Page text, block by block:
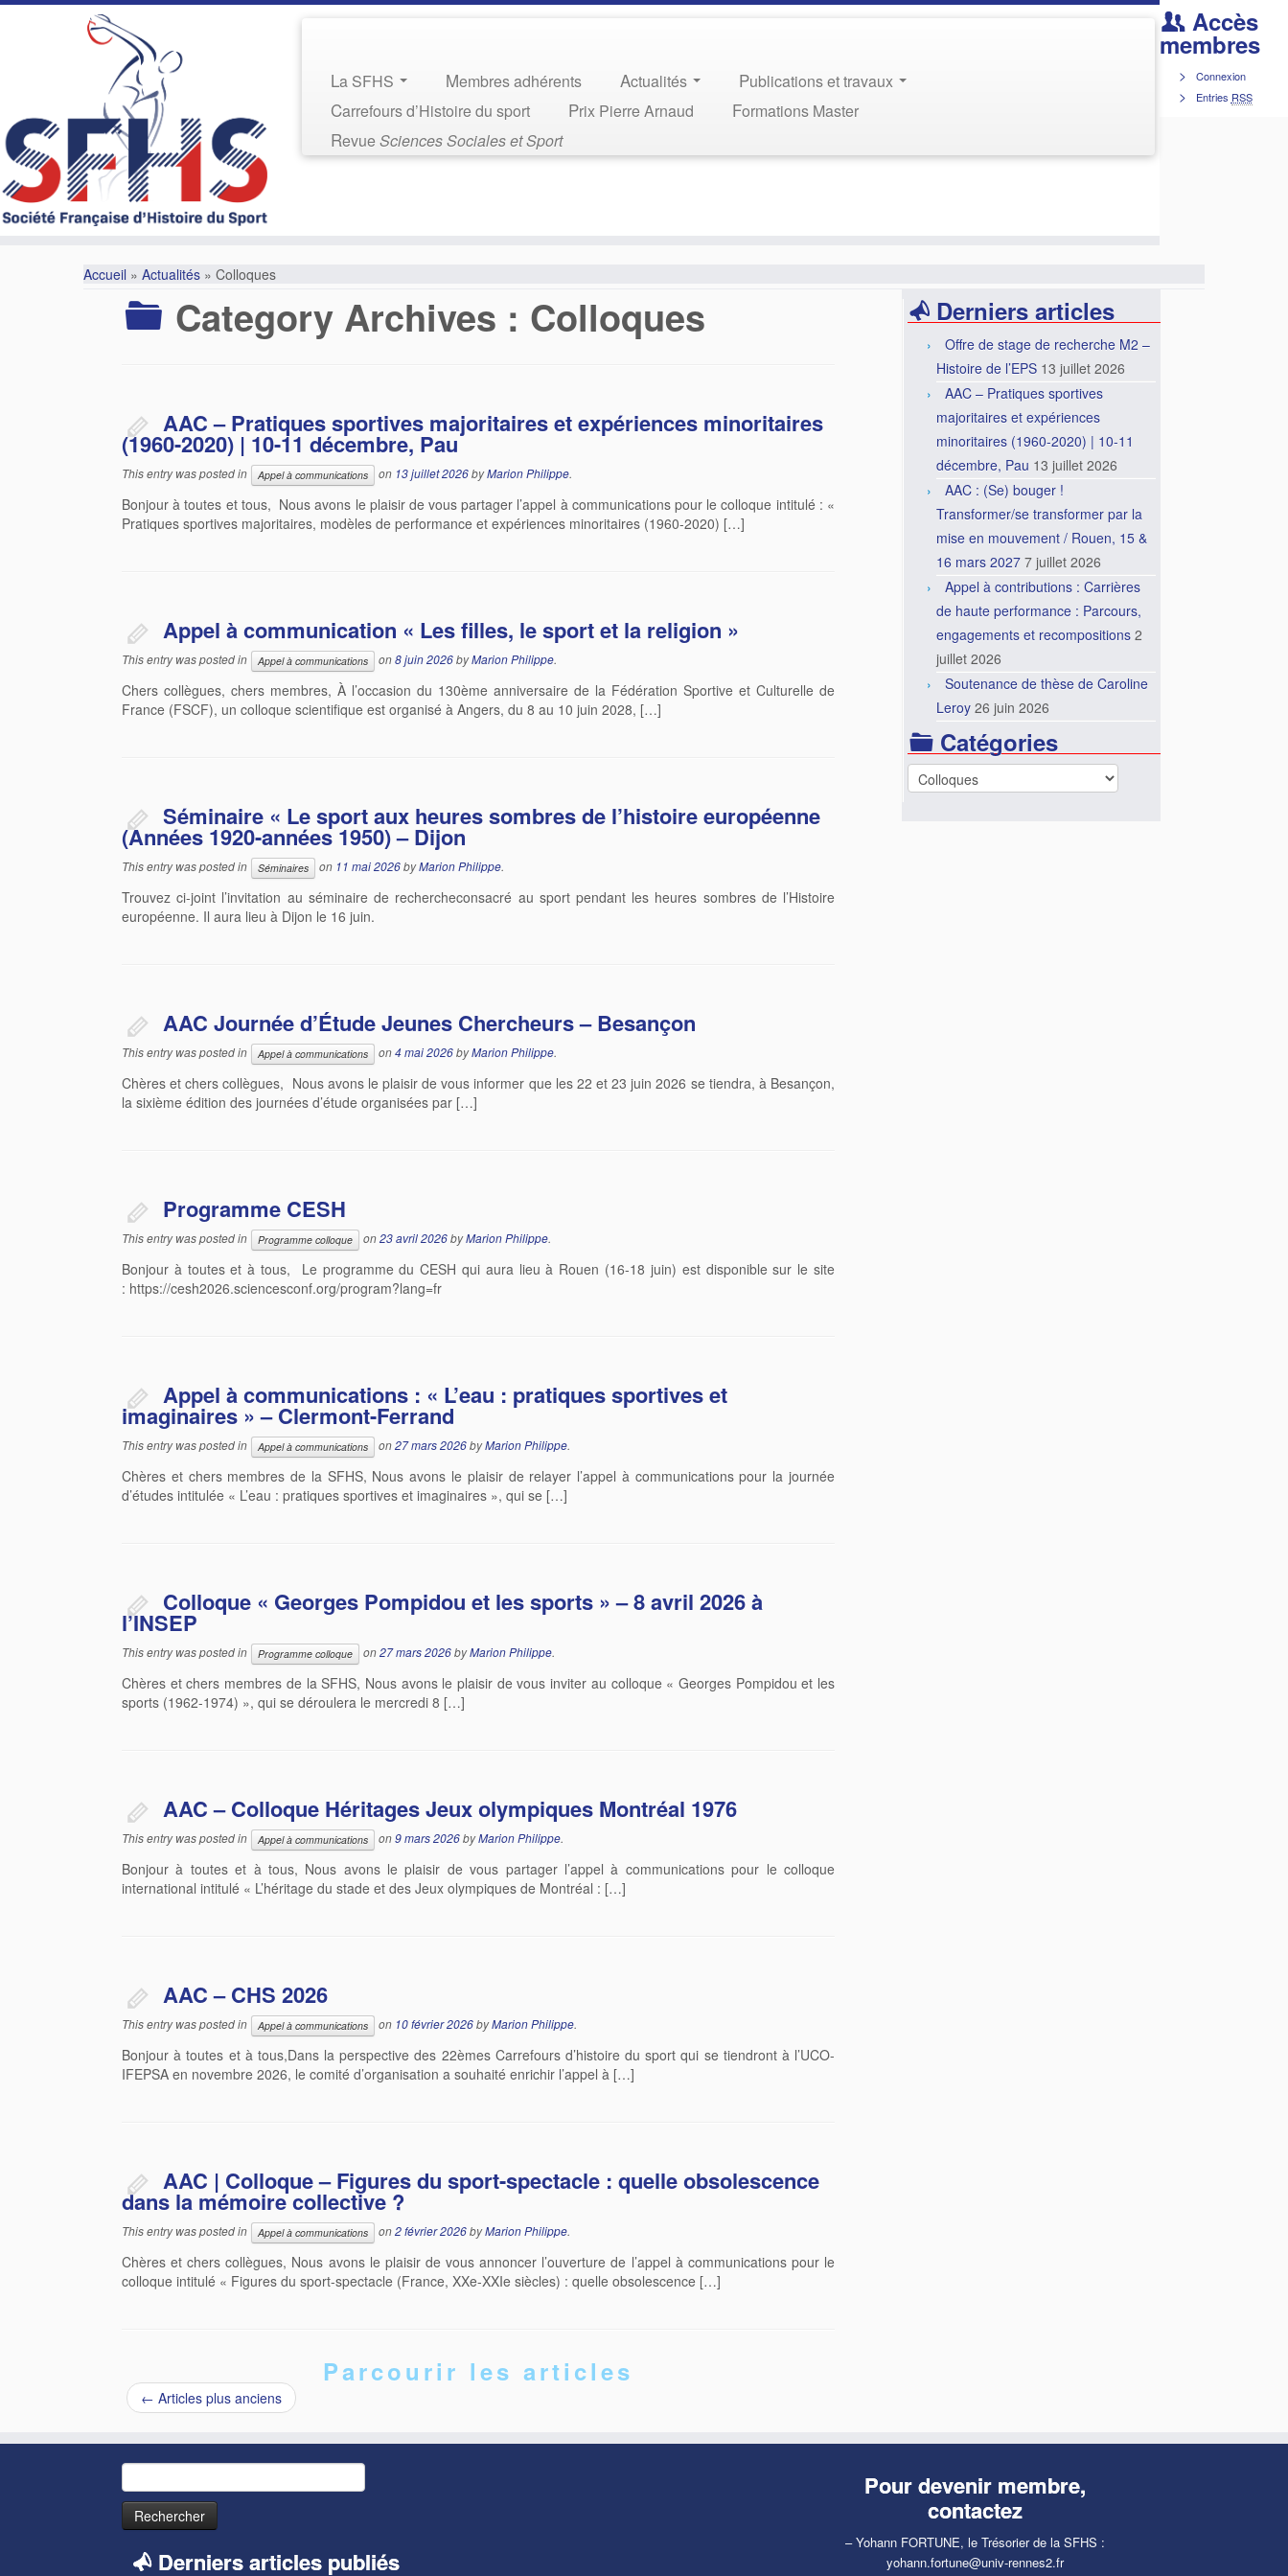
Accès
membres
Connexion
Entries RSS
La SFHS Membres adhérents Actualités
Publications et travaux
Carrefours d’Histoire du sport
Prix Pierre Arnaud
Formations Master
RevueSciences Sociales et Sport
Accueil » Actualités » Colloques
Category Archives : Colloques
AAC – Pratiques sportives majoritaires et expériences minoritaires
(1960-2020) | 10-11 décembre, Pau
This entry was posted in Appel à communications on 13 juillet 2026byMarion Philippe.
Bonjour à toutes et tous, Nous avons le plaisir de vous partager l’appel à communications pour le colloque intitulé : «
Pratiques sportives majoritaires, modèles de performance et expériences minoritaires (1960-2020) […]
Appel à communication « Les filles, le sport et la religion »
This entry was posted in Appel à communications on8 juin 2026byMarion Philippe.
Chers collègues, chers membres, À l’occasion du 130ème anniversaire de la Fédération Sportive et Culturelle de
France (FSCF), un colloque scientifique est organisé à Angers, du 8 au 10 juin 2028, […]
Séminaire « Le sport aux heures sombres de l’histoire européenne
(Années 1920-années 1950) – Dijon
This entry was posted in Séminaires on 11 mai 2026byMarion Philippe.
Trouvez ci-joint l’invitation au séminaire de rechercheconsacré au sport pendant les heures sombres de l’Histoire
européenne. Il aura lieu à Dijon le 16 juin.
AAC Journée d’Étude Jeunes Chercheurs – Besançon
This entry was posted in Appel à communications on4 mai 2026byMarion Philippe.
Chères et chers collègues, Nous avons le plaisir de vous informer que les 22 et 23 juin 2026 se tiendra, à Besançon,
la sixième édition des journées d’étude organisées par […]
Programme CESH
This entry was posted in Programme colloque on23 avril 2026byMarion Philippe.
Bonjour à toutes et à tous, Le programme du CESH qui aura lieu à Rouen (16-18 juin) est disponible sur le site
: https://cesh2026.sciencesconf.org/program?lang=fr
Appel à communications : « L’eau : pratiques sportives et
imaginaires » – Clermont-Ferrand
This entry was posted in Appel à communications on27 mars 2026byMarion Philippe.
Chères et chers membres de la SFHS, Nous avons le plaisir de relayer l’appel à communications pour la journée
d’études intitulée « L’eau : pratiques sportives et imaginaires », qui se […]
Colloque « Georges Pompidou et les sports » – 8 avril 2026 à
l’INSEP
This entry was posted in Programme colloque on27 mars 2026byMarion Philippe.
Chères et chers membres de la SFHS, Nous avons le plaisir de vous inviter au colloque « Georges Pompidou et les
sports (1962-1974) », qui se déroulera le mercredi 8 […]
AAC – Colloque Héritages Jeux olympiques Montréal 1976
This entry was posted in Appel à communications on9 mars 2026byMarion Philippe.
Bonjour à toutes et à tous, Nous avons le plaisir de vous partager l’appel à communications pour le colloque
international intitulé « L’héritage du stade et des Jeux olympiques de Montréal : […]
AAC – CHS 2026
This entry was posted in Appel à communications on 10 février 2026byMarion Philippe.
Bonjour à toutes et à tous,Dans la perspective des 22èmes Carrefours d’histoire du sport qui se tiendront à l’UCO-
IFEPSA en novembre 2026, le comité d’organisation a souhaité enrichir l’appel à […]
AAC | Colloque – Figures du sport-spectacle : quelle obsolescence
dans la mémoire collective ?
This entry was posted in Appel à communications on2 février 2026byMarion Philippe.
Chères et chers collègues, Nous avons le plaisir de vous annoncer l’ouverture de l’appel à communications pour le
colloque intitulé « Figures du sport-spectacle (France, XXe-XXIe siècles) : quelle obsolescence […]
Parcourir les articles
← Articles plus anciens
Derniers articles
Offre de stage de recherche M2 –
Histoire de l’EPS 13 juillet 2026
AAC – Pratiques sportives
majoritaires et expériences
minoritaires (1960-2020) | 10-11
décembre, Pau 13 juillet 2026
AAC : (Se) bouger !
Transformer/se transformer par la
mise en mouvement / Rouen, 15 &
16 mars 2027 7 juillet 2026
Appel à contributions : Carrières
de haute performance : Parcours,
engagements et recompositions 2
juillet 2026
Soutenance de thèse de Caroline
Leroy 26 juin 2026
Catégories
Catégories
Rechercher :
Derniers articles publiés
Pour devenir membre,
contactez
– Yohann FORTUNE, le Trésorier de la SFHS :
yohann.fortune@univ-rennes2.fr